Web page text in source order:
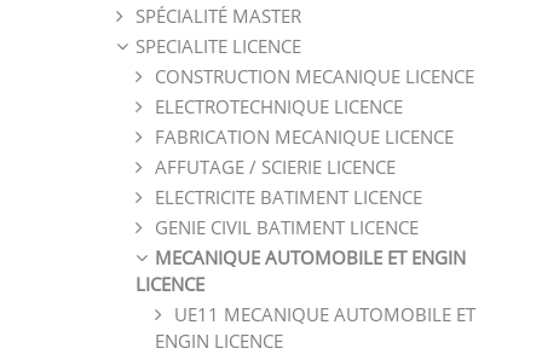
SPÉCIALITÉ MASTER
SPECIALITE LICENCE
CONSTRUCTION MECANIQUE LICENCE
ELECTROTECHNIQUE LICENCE
FABRICATION MECANIQUE LICENCE
AFFUTAGE / SCIERIE LICENCE
ELECTRICITE BATIMENT LICENCE
GENIE CIVIL BATIMENT LICENCE
MECANIQUE AUTOMOBILE ET ENGIN
LICENCE
UE11 MECANIQUE AUTOMOBILE ET
ENGIN LICENCE